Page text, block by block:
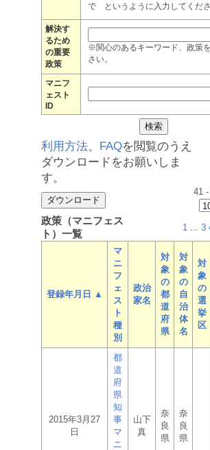
で というように入力してくださ
解決す
るため
の重要
政策
※関心のあるキーワード、政策
さい。
マニフ
ェスト
ID
利用方法、 FAQを閲覧のうえ
ダウンロードをお願いしま
す。
41 -
政策（マニフェス
ト）一覧
1 ... 3
登録年月日 ▲
マ
ニ
フ
ェ
ス
ト
種
別
政治
家名
対
象
の
都
道
府
県
対
象
の
自
治
体
名
対
象
の
選
挙
区
2015年3月27
日
都
道
府
県
知
事
マ
ニ
山下
真
奈
良
県
奈
良
県